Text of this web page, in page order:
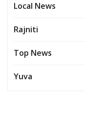
Local News
Rajniti
Top News
Yuva